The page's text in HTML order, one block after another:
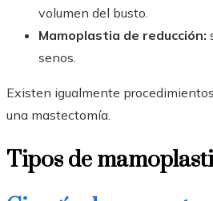
volumen del busto.
Mamoplastia de reducción:
senos.
Existen igualmente
una mastectomía.
Tipos de